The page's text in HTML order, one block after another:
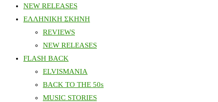
NEW RELEASES
ΕΛΛΗΝΙΚΗ ΣΚΗΝΗ
REVIEWS
NEW RELEASES
FLASH BACK
ELVISMANIA
BACK TO THE 50s
MUSIC STORIES